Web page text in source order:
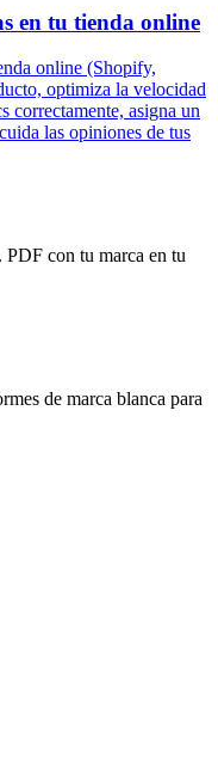
en tu tienda online
online (Shopify,
optimiza la velocidad
asigna un
las opiniones de tus
con tu marca en tu
de marca blanca para